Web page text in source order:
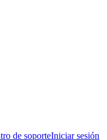
de soporteIniciar sesión